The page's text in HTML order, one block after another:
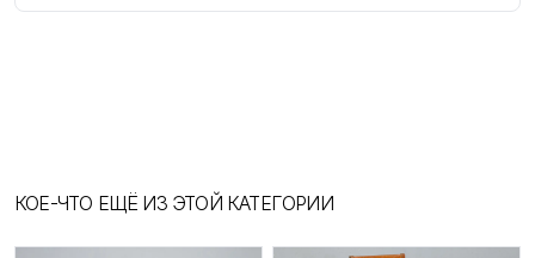
КОЕ-ЧТО ЕЩЁ ИЗ ЭТОЙ КАТЕГОРИИ